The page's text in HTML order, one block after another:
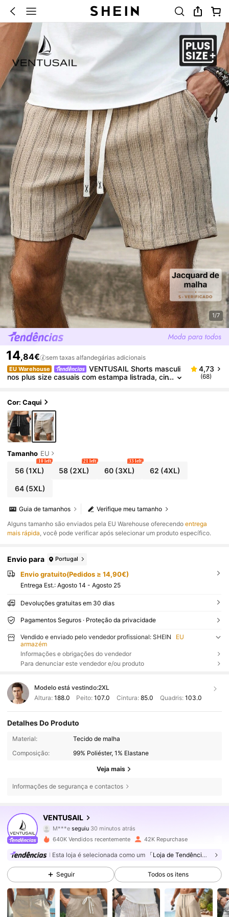
1/7
14,84€ sem taxas alfandegárias adicionais
EU Warehouse
VENTUSAIL Shorts masculi
nos plus size casuais com estampa listrada, cin
4,73
(68)
Cor: Caqui
Tamanho EU
56(1XL)
10 left
58 (2XL)
21 left
60(3XL)
33 left
62 (4XL)
64(5XL)
Verifique meu tamanho
Guia de tamanhos
Alguns tamanho são enviados pela EU Warehouse oferecendoentrega
mais rápida , você pode verificar após selecionar um produto específico.
Envio para Portugal
Envio gratuito(Pedidos ≥ 14,90€)
Entrega Est.: Agosto 14 - Agosto 25
Devoluções gratuitas em 30 dias
Pagamentos Seguros · Proteção da privacidade
Vendido e enviado pelo vendedor profissional: SHEIN
EU
armazém
Informações e obrigações do vendedor
Para denunciar este vendedor e/ou produto
Modelo está vestindo:2XL
Altura: 188.0 Peito:107.0 Cintura: 85.0 Quadris: 103.0
Detalhes Do Produto
Material:
Tecido de malha
Composição:
99% Poliéster, 1% Elastane
Veja mais
Informações de segurança e contactos
VENTUSAIL
M***eseguiu
l***6está a navegar
4,70
16K Seguidores
4,70 16K Seguidores
4,70 16K Seguidores
640K Vendidos recentemente 42K Repurchase
Esta loja é selecionada como um 「Loja de Tendências」
Seguir Todos os itens